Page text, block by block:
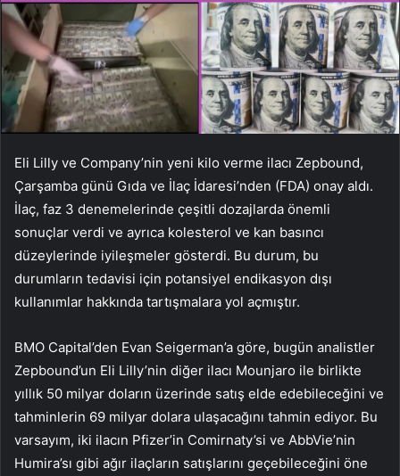
Eli Lilly ve Company’nin yeni kilo verme ilacı Zepbound,
Çarşamba günü Gıda ve İlaç İdaresi’nden (FDA) onay aldı.
İlaç, faz 3 denemelerinde çeşitli dozajlarda önemli
sonuçlar verdi ve ayrıca kolesterol ve kan basıncı
düzeylerinde iyileşmeler gösterdi. Bu durum, bu
durumların tedavisi için potansiyel endikasyon dışı
kullanımlar hakkında tartışmalara yol açmıştır.
BMO Capital’den Evan Seigerman’a göre, bugün analistler
Zepbound’un Eli Lilly’nin diğer ilacı Mounjaro ile birlikte
yıllık 50 milyar doların üzerinde satış elde edebileceğini ve
tahminlerin 69 milyar dolara ulaşacağını tahmin ediyor. Bu
varsayım, iki ilacın Pfizer’in Comirnaty’si ve AbbVie’nin
Humira’sı gibi ağır ilaçların satışlarını geçebileceğini öne